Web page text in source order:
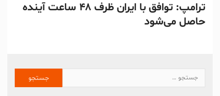
ترامپ: توافق با ایران ظرف ۴۸ ساعت آینده
حاصل می‌شود